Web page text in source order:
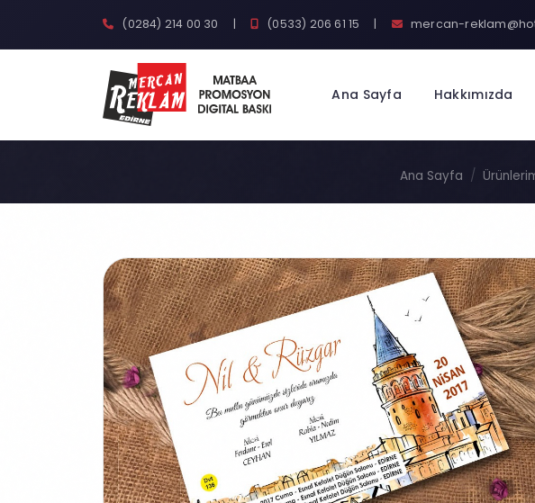
(0284) 214 00 30 | (0533) 206 61 15 | mercan-
Ana Sayfa Hakkımızda
Ana Sayfa